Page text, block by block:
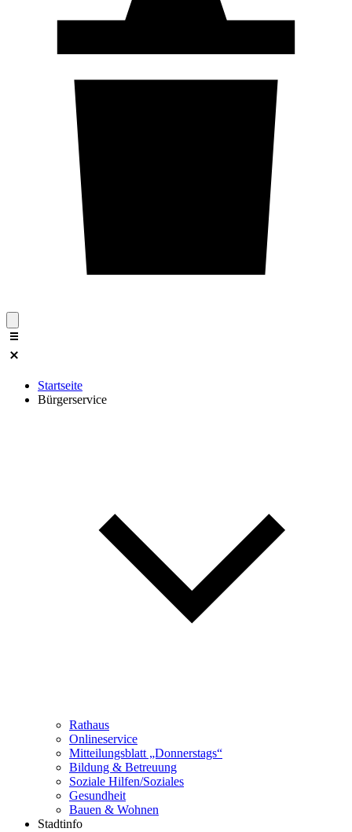
Startseite
Bürgerservice
Rathaus
Onlineservice
Mitteilungsblatt „Donnerstags“
Bildung & Betreuung
Soziale Hilfen/Soziales
Gesundheit
Bauen & Wohnen
Stadtinfo